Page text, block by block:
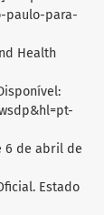
paulo-para-
Health
6 de abril de
Estado